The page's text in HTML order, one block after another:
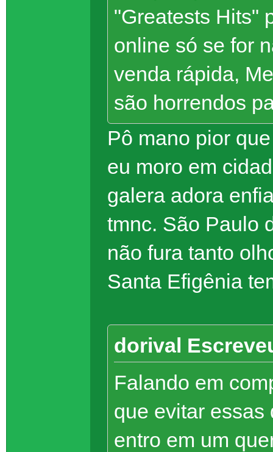
"Greatests Hits"
online só se for
venda rápida,
são horrendos
Pô mano pior
eu moro em
galera adora
tmnc. São Paulo
não fura tanto
Santa Efigênia
dorival
Falando em
que evitar essas
entro em um